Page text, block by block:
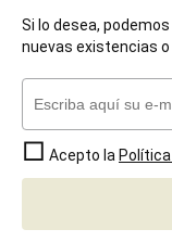
Si lo desea,
nuevas existencias o
Acepto la